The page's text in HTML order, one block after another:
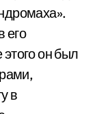
его
он был
в